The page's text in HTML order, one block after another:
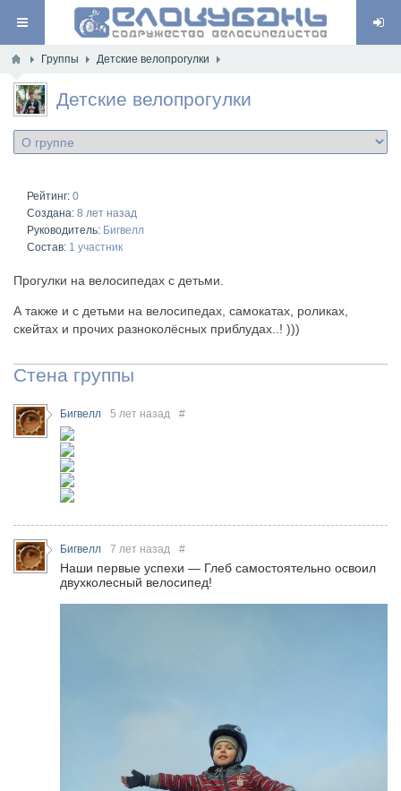
Группы Детские велопрогулки
Детские велопрогулки
Рейтинг: 0
Создана: 8 лет назад
Руководитель: Бигвелл
Состав: 1 участник
Прогулки на велосипедах с детьми.
А также и с детьми на велосипедах, самокатах, роликах,
скейтах и прочих разноколёсных приблудах..! )))
Стена группы
Бигвелл 5 лет назад #
Бигвелл 7 лет назад #
Наши первые успехи — Глеб самостоятельно освоил
двухколесный велосипед!